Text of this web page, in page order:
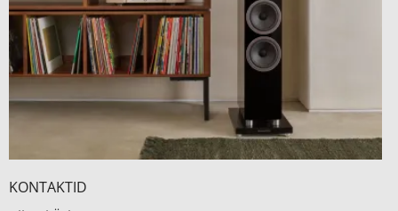
KONTAKTID